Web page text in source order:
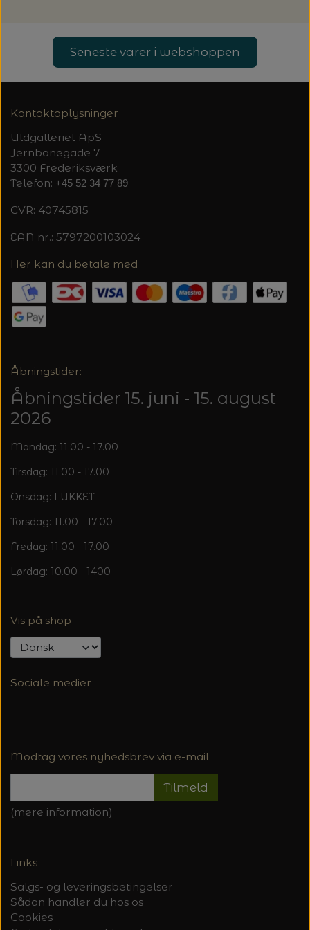
Seneste varer i webshoppen
Kontaktoplysninger
Uldgalleriet ApS
Jernbanegade 7
3300 Frederiksværk
Telefon: +45 52 34 77 89
CVR: 40745815
EAN nr.: 5797200103024
Her kan du betale med
Åbningstider:
Åbningstider 15. juni - 15. august
2026
Mandag: 11.00 - 17.00
Tirsdag: 11.00 - 17.00
Onsdag: LUKKET
Torsdag: 11.00 - 17.00
Fredag: 11.00 - 17.00
Lørdag: 10.00 - 1400
Vis på shop
Sociale medier
Modtag vores nyhedsbrev via e-mail
Tilmeld
(mere information)
Links
Salgs- og leveringsbetingelser
Sådan handler du hos os
Cookies